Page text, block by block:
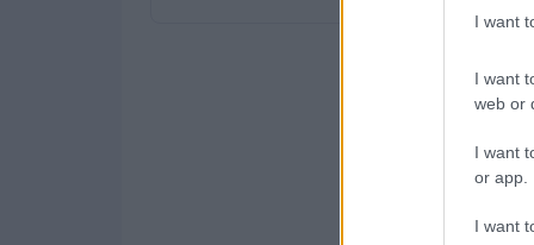
I want
I want
web or
I want
or app.
I want